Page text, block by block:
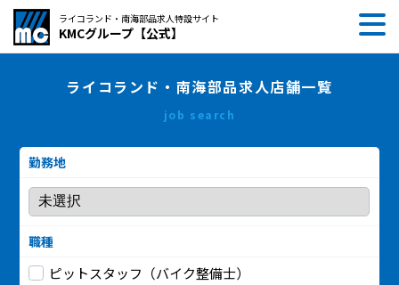
ライコランド・南海部品求人特設サイト
KMCグループ【公式】
ライコランド・南海部品求人店舗一覧
job search
勤務地
職種
ピットスタッフ（バイク整備士）